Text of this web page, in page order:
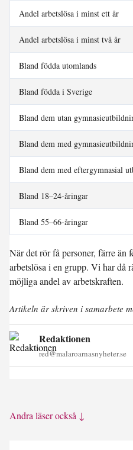
Andel arbetslösa i minst ett år
Andel arbetslösa i minst två år
Bland födda utomlands
Bland födda i Sverige
Bland dem utan
Bland dem med
Bland dem med eftergymnasial
Bland 18–24-åringar
Bland 55–66-åringar
När det rör få personer, färre än
arbetslösa i en grupp. Vi har då
möjliga andel av arbetskraften.
Artikeln är skriven i samarbete
Redaktionen
red@malaroarnasnyheter.se
Andra läser också ↓